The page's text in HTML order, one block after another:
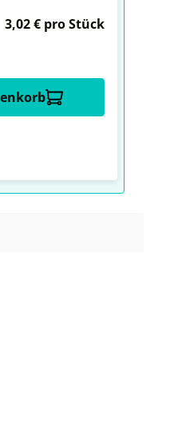
3,02 € pro Stück